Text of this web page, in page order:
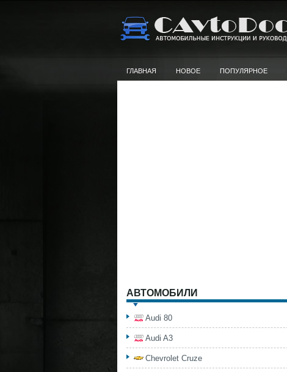
ГЛАВНАЯ НОВОЕ ПОПУЛЯРНОЕ
АВТОМОБИЛИ
Audi 80
Audi A3
Chevrolet Cruze